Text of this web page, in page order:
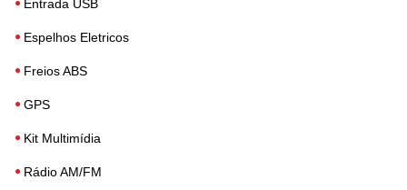
Entrada USB
Espelhos Eletricos
Freios ABS
GPS
Kit Multimídia
Rádio AM/FM